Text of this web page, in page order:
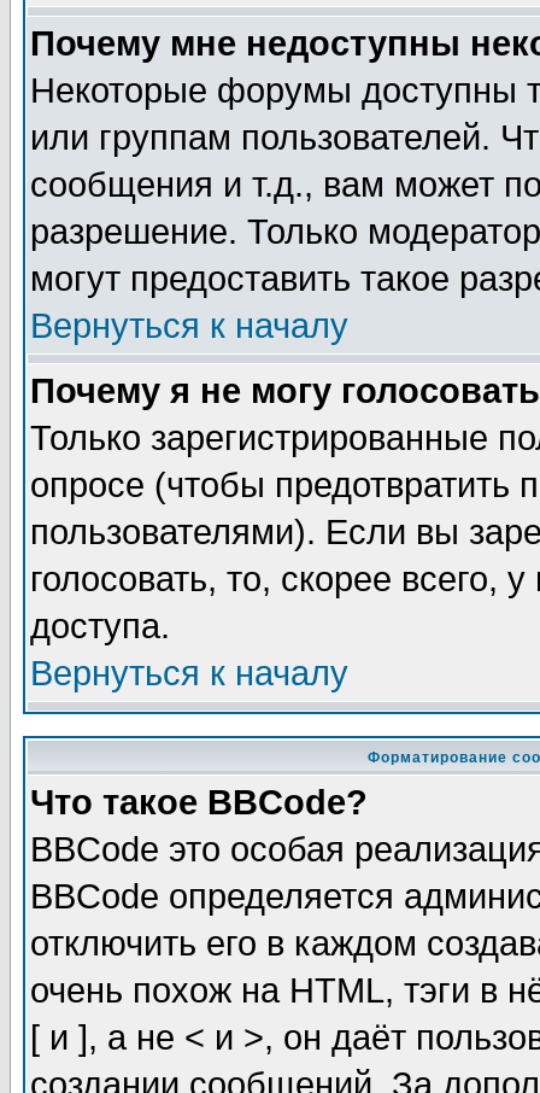
Почему мне недоступны
Некоторые форумы доступны
или группам пользователей.
сообщения и т.д., вам может
разрешение. Только
могут предоставить такое
Вернуться к началу
Почему я не могу
Только зарегистрированные
опросе (чтобы предотвратить
пользователями). Если вы
голосовать, то, скорее всего,
доступа.
Вернуться к началу
Форматирование
Что такое BBCode?
BBCode это особая
BBCode определяется
отключить его в каждом
очень похож на HTML, тэги в
[ и ], а не < и >, он даёт
создании сообщений. За